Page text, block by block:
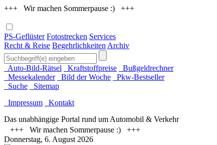
+++ Wir machen Sommerpause :) +++
PS-Geflüster Fotostrecken Services
Recht & Reise Begehrlichkeiten Archiv
Auto-Bild-Rätsel Kraftstoffpreise
Bußgeldrechner
Messekalender
Bild der Woche
Pkw-Bestseller
Suche
Sitemap
Impressum
Kontakt
Das unabhängige Portal rund um Automobil & Verkehr
+++ Wir machen Sommerpause :) +++
Donnerstag, 6. August 2026